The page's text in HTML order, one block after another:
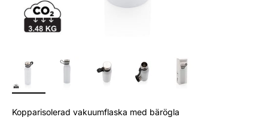
Kopparisolerad vakuumflaska med bärögla